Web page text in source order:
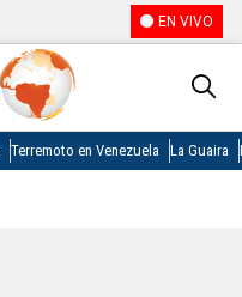
EN VIVO
Terremoto en Venezuela La Guaira